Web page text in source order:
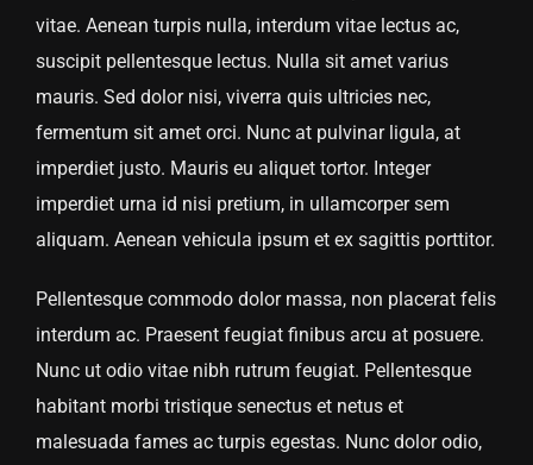
vitae. Aenean turpis nulla, interdum vitae lectus ac,
suscipit pellentesque lectus. Nulla sit amet varius
mauris. Sed dolor nisi, viverra quis ultricies nec,
fermentum sit amet orci. Nunc at pulvinar ligula, at
imperdiet justo. Mauris eu aliquet tortor. Integer
imperdiet urna id nisi pretium, in ullamcorper sem
aliquam. Aenean vehicula ipsum et ex sagittis porttitor.
Pellentesque commodo dolor massa, non placerat felis
interdum ac. Praesent feugiat finibus arcu at posuere.
Nunc ut odio vitae nibh rutrum feugiat. Pellentesque
habitant morbi tristique senectus et netus et
malesuada fames ac turpis egestas. Nunc dolor odio,